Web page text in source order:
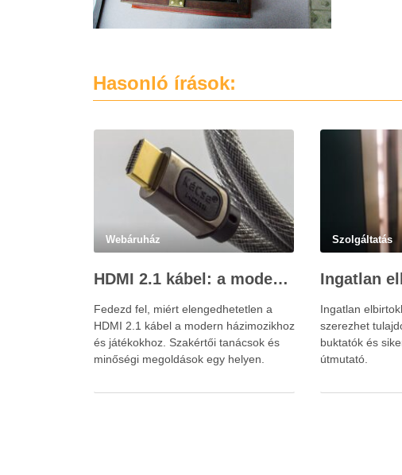
Hasonló írások:
Webáruház
HDMI 2.1 kábel: a modern házimozi és játékok alapja – Kácsa Audió megoldások
Fedezd fel, miért elengedhetetlen a
HDMI 2.1 kábel a modern házimozikhoz
és játékokhoz. Szakértői tanácsok és
minőségi megoldások egy helyen.
Szolgáltatás
Ingatlan
szerezhet
buktatók és
útmutató.